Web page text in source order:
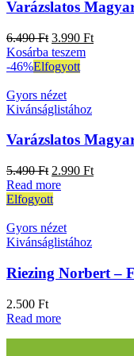
Varázslatos
6.490Ft 3.990 Ft
Kosárba teszem
-46%Elfogyott
Gyors nézet
Kivánságlistához
Varázslatos
5.490Ft 2.990 Ft
Read more
Elfogyott
Gyors nézet
Kivánságlistához
Riezing Norbert –
2.500 Ft
Read more